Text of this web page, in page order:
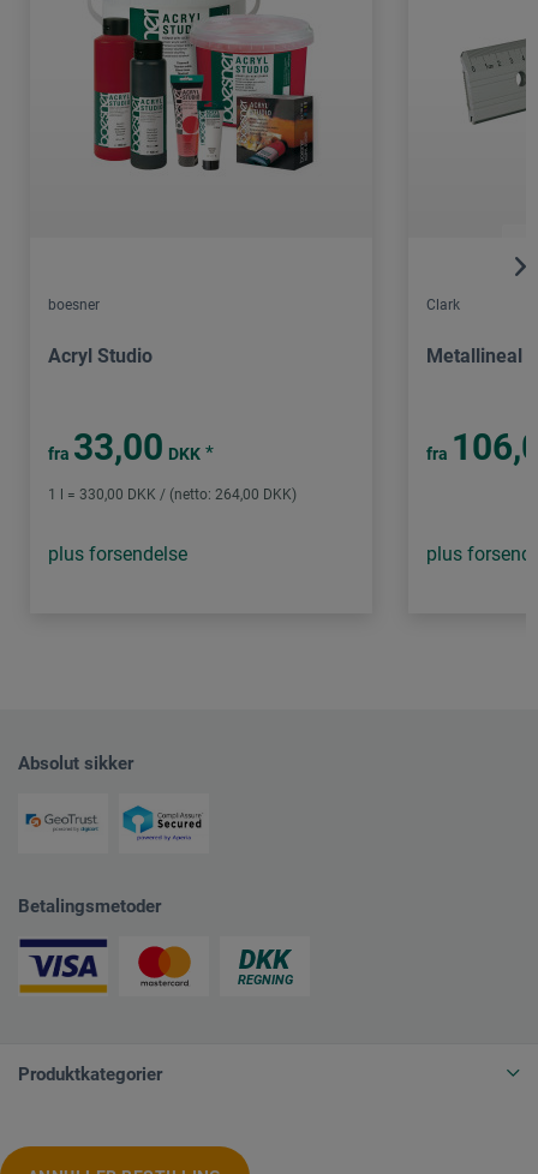
boesner
Acryl Studio
fra 33,00 DKK *
1 l = 330,00 DKK / (netto: 264,00 DKK)
plus forsendelse
Clark
Metallineal
fra
plus
Absolut sikker
Betalingsmetoder
Produktkategorier